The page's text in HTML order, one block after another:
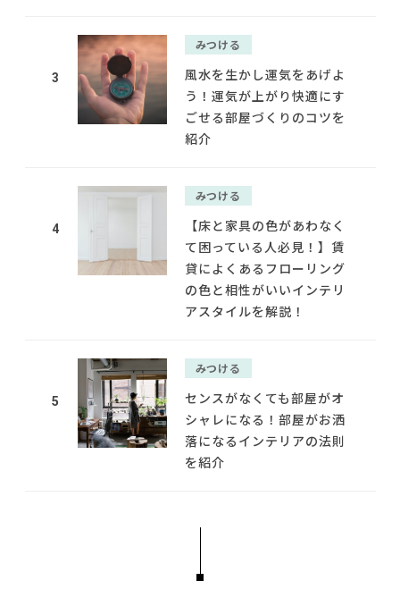
3
みつける
風水を生かし運気をあげよ
う！運気が上がり快適にす
ごせる部屋づくりのコツを
紹介
4
みつける
【床と家具の色があわなく
て困っている人必見！】賃
貸によくあるフローリング
の色と相性がいいインテリ
アスタイルを解説！
5
みつける
センスがなくても部屋がオ
シャレになる！部屋がお洒
落になるインテリアの法則
を紹介